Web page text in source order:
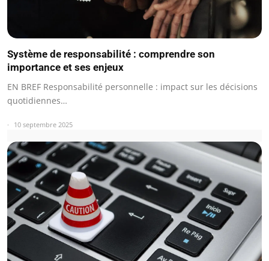
Système de responsabilité : comprendre son
importance et ses enjeux
EN BREF Responsabilité personnelle : impact sur les décisions
quotidiennes…
10 septembre 2025